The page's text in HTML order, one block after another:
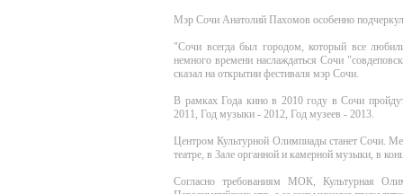
Мэр Сочи Анатолий Пахомов особенно подчеркул
"Сочи всегда был городом, который все
немного времени наслаждаться Сочи
сказал на открытии фестиваля мэр Сочи.
В рамках Года кино в 2010 году в Сочи
2011, Год музыки - 2012, Год музеев - 2013.
Центром Культурной Олимпиады станет Сочи.
театре, в Зале органной и камерной музыки, в
Согласно требованиям МОК, Культурная